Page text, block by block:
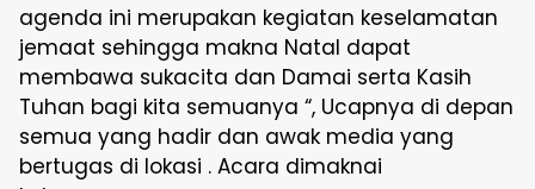
agenda ini merupakan kegiatan keselamatan
jemaat sehingga makna Natal dapat
membawa sukacita dan Damai serta Kasih
Tuhan bagi kita semuanya “, Ucapnya di depan
semua yang hadir dan awak media yang
bertugas di lokasi . Acara dimaknai